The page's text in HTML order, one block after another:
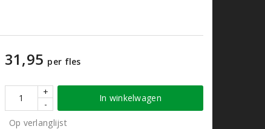
31,95 per fles
+
-
In winkelwagen
Op verlanglijst